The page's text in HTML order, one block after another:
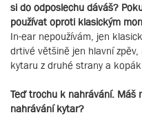
si do odposlechu dáváš?
používat oproti klasickým
In-ear nepoužívám, jen
drtivé většině jen hlavní
kytaru z druhé strany a
Teď trochu k nahrávání. Máš
nahrávání kytar?